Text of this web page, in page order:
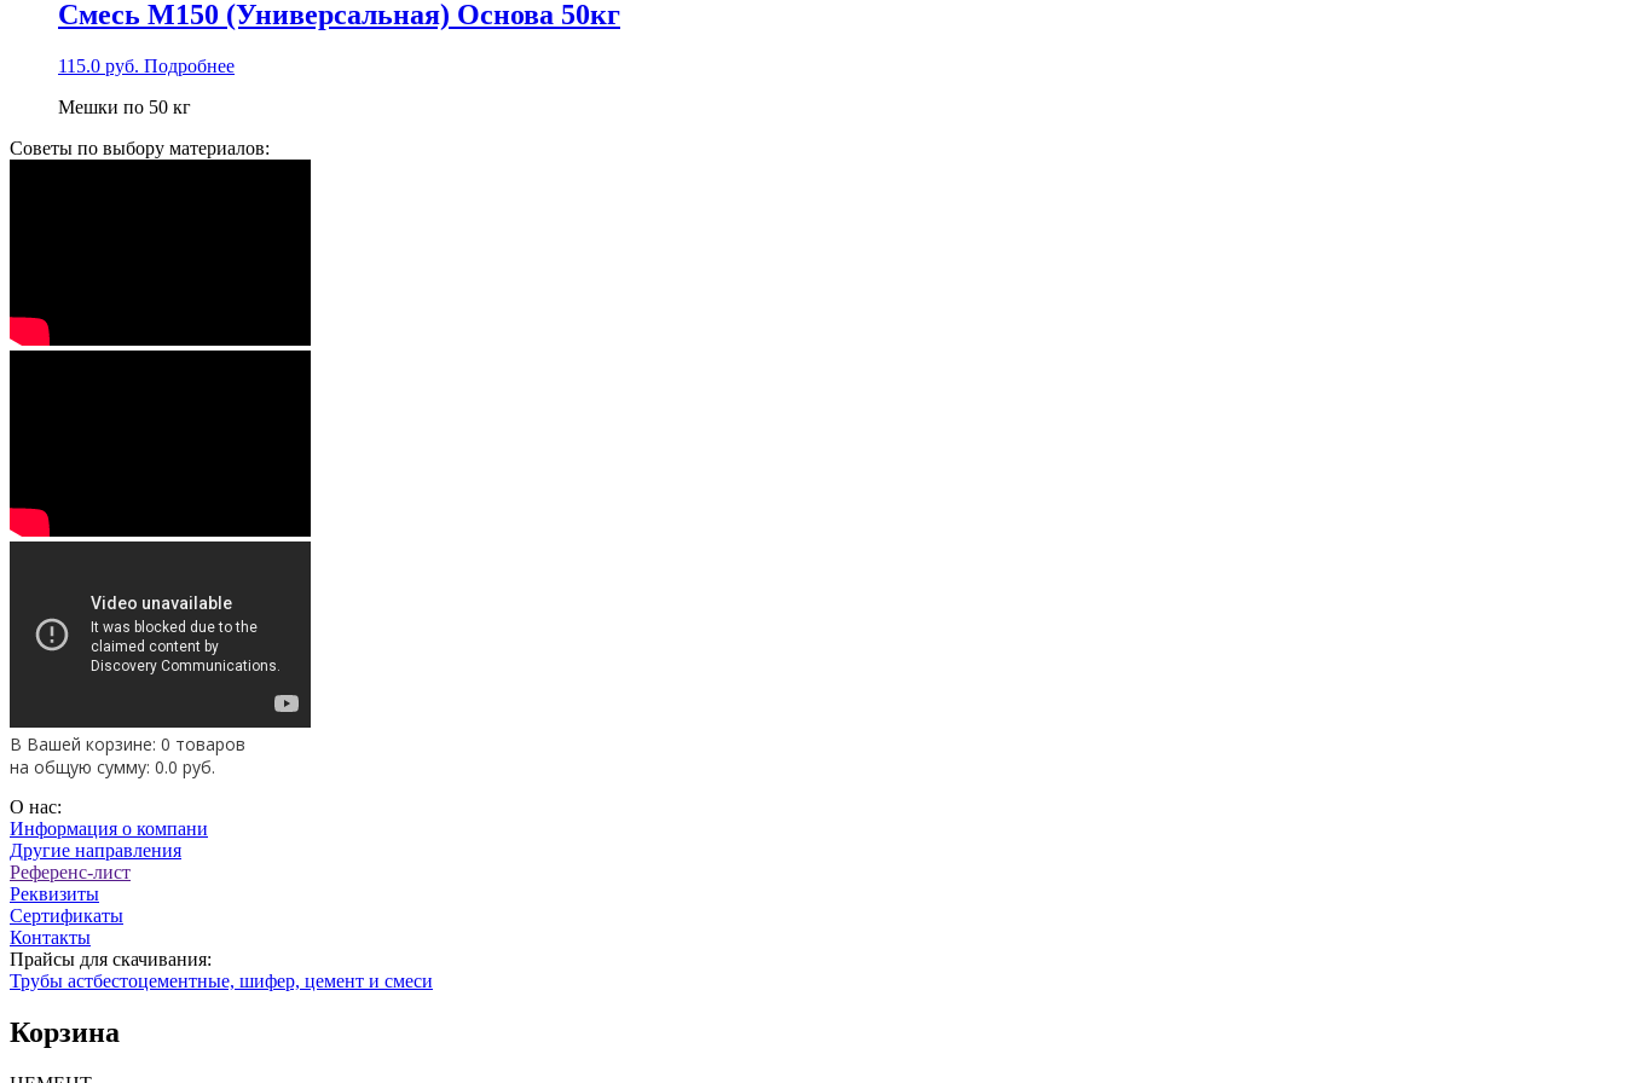
Смесь М150 (Универсальная) Основа 50кг
115.0 руб. Подробнее
Мешки по 50 кг
Советы по выбору материалов:
В Вашей корзине: 0 товаров
на общую сумму: 0.0 руб.
О нас:
Информация о компани
Другие направления
Референс-лист
Реквизиты
Сертификаты
Контакты
Прайсы для скачивания:
Трубы астбестоцементные, шифер, цемент и смеси
Корзина